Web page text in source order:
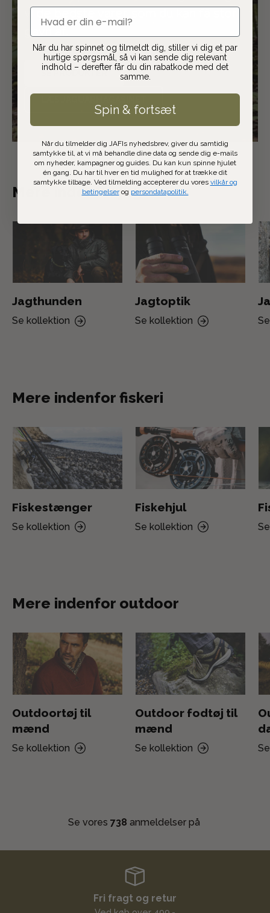
vi de bedste varer, som du kan få stor
gavn af.
SE PRODUKTER
Mere indenfor jagt
Jagthunden
Se kollektion
Jagtoptik
Se kollektion
Mere indenfor fiskeri
Fiskestænger
Se kollektion
Fiskehjul
Se kollektion
Mere indenfor outdoor
Outdoortøj til
mænd
Se kollektion
Outdoor fodtøj til
mænd
Se kollektion
Se vores 738 anmeldelser på
Fri fragt og retur
email
Når du har spinnet og tilmeldt dig, stiller vi dig et par
hurtige spørgsmål, så vi kan sende dig relevant
indhold – derefter får du din rabatkode med det
samme.
Spin & fortsæt
Når du tilmelder dig JAFIs nyhedsbrev, giver du samtidig
samtykke til, at vi må behandle dine data og sende dig e-mails
om nyheder, kampagner og guides. Du kan kun spinne hjulet
én gang. Du har til hver en tid mulighed for at trække dit
samtykke tilbage. Ved tilmelding accepterer du vores vilkår og
betingelserog persondatapolitik.